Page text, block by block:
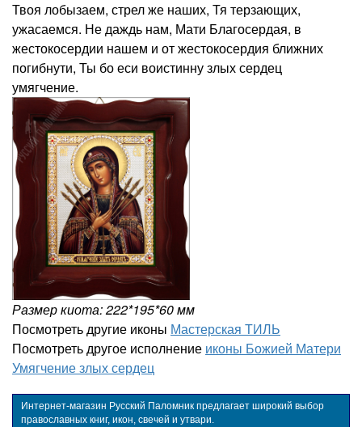
Твоя лобызаем, стрел же наших, Тя терзающих,
ужасаемся. Не даждь нам, Мати Благосердая, в
жестокосердии нашем и от жестокосердия ближних
погибнути, Ты бо еси воистинну злых сердец
умягчение.
Размер киота: 222*195*60 мм
Посмотреть другие иконы Мастерская ТИЛЬ
Посмотреть другое исполнение иконы Божией Матери
Умягчение злых сердец
Интернет-магазин Русский Паломник предлагает широкий выбор
православных книг, икон, свечей и утвари.